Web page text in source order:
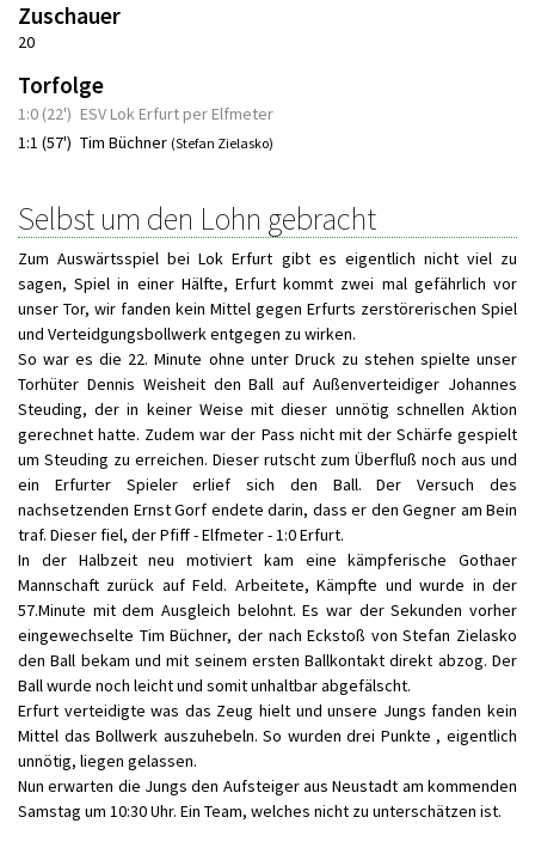
Zuschauer
20
Torfolge
1:0 (22') ESV Lok Erfurt per Elfmeter
1:1 (57') Tim Büchner (Stefan Zielasko)
Selbst um den Lohn gebracht
Zum Auswärtsspiel bei Lok Erfurt gibt es eigentlich nicht viel zu
sagen, Spiel in einer Hälfte, Erfurt kommt zwei mal gefährlich vor
unser Tor, wir fanden kein Mittel gegen Erfurts zerstörerischen Spiel
und Verteidgungsbollwerk entgegen zu wirken.
So war es die 22. Minute ohne unter Druck zu stehen spielte unser
Torhüter Dennis Weisheit den Ball auf Außenverteidiger Johannes
Steuding, der in keiner Weise mit dieser unnötig schnellen Aktion
gerechnet hatte. Zudem war der Pass nicht mit der Schärfe gespielt
um Steuding zu erreichen. Dieser rutscht zum Überfluß noch aus und
ein Erfurter Spieler erlief sich den Ball. Der Versuch des
nachsetzenden Ernst Gorf endete darin, dass er den Gegner am Bein
traf. Dieser fiel, der Pfiff - Elfmeter - 1:0 Erfurt.
In der Halbzeit neu motiviert kam eine kämpferische Gothaer
Mannschaft zurück auf Feld. Arbeitete, Kämpfte und wurde in der
57.Minute mit dem Ausgleich belohnt. Es war der Sekunden vorher
eingewechselte Tim Büchner, der nach Eckstoß von Stefan Zielasko
den Ball bekam und mit seinem ersten Ballkontakt direkt abzog. Der
Ball wurde noch leicht und somit unhaltbar abgefälscht.
Erfurt verteidigte was das Zeug hielt und unsere Jungs fanden kein
Mittel das Bollwerk auszuhebeln. So wurden drei Punkte , eigentlich
unnötig, liegen gelassen.
Nun erwarten die Jungs den Aufsteiger aus Neustadt am kommenden
Samstag um 10:30 Uhr. Ein Team, welches nicht zu unterschätzen ist.